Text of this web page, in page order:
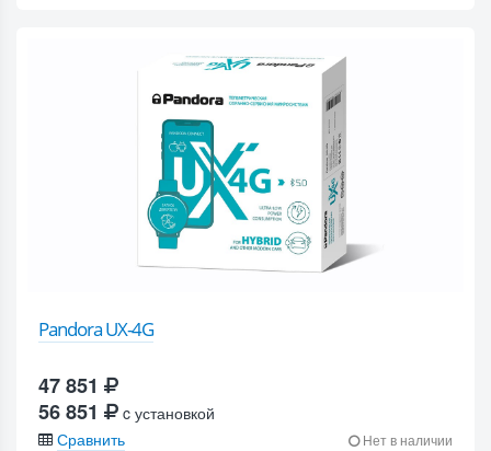
Pandora UX-4G
47 851
56 851
c установкой
Сравнить
Нет в наличии